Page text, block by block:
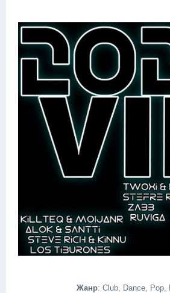
Жанр: Club, Dance, Pop,